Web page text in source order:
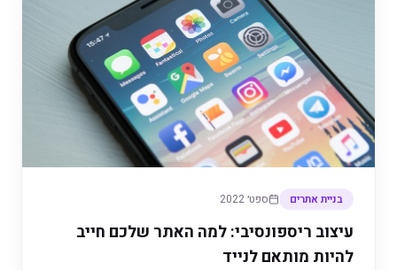
בניית אתרים ספט׳ 2022
עיצוב ריספונסיבי: למה האתר שלכם חייב
להיות מותאם לנייד